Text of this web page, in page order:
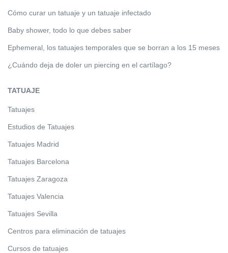
Cómo curar un tatuaje y un tatuaje infectado
Baby shower, todo lo que debes saber
Ephemeral, los tatuajes temporales que se borran a los 15 meses
¿Cuándo deja de doler un piercing en el cartílago?
TATUAJE
Tatuajes
Estudios de Tatuajes
Tatuajes Madrid
Tatuajes Barcelona
Tatuajes Zaragoza
Tatuajes Valencia
Tatuajes Sevilla
Centros para eliminación de tatuajes
Cursos de tatuajes